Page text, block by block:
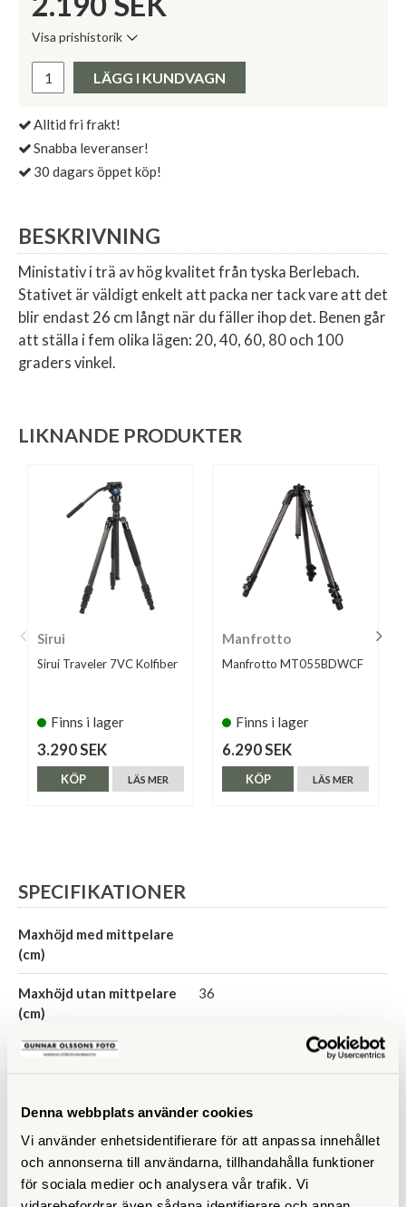
Denna webbplats använder cookies
Vi använder enhetsidentifierare för att anpassa innehållet
och annonserna till användarna, tillhandahålla funktioner
för sociala medier och analysera vår trafik. Vi
Visa prishistorik
Pris:
LÄGG I KUNDVAGN
Alltid fri frakt!
Snabba leveranser!
30 dagars öppet köp!
BESKRIVNING
Ministativ i trä av hög kvalitet från tyska Berlebach.
Stativet är väldigt enkelt att packa ner tack vare att det
blir endast 26 cm långt när du fäller ihop det. Benen går
att ställa i fem olika lägen: 20, 40, 60, 80 och 100
graders vinkel.
LIKNANDE PRODUKTER
Sirui
Sirui Traveler 7VC Kolfiber
Finns i lager
3.290 SEK
LÄS MER
KÖP
Manfrotto
Manfrotto MT055BDWCF
Finns i lager
6.290 SEK
LÄS MER
KÖP
SPECIFIKATIONER
Maxhöjd med mittpelare
(cm)
Maxhöjd utan mittpelare
(cm)
36
Höjd ihopfällt (cm)
Bensektioner 2 st